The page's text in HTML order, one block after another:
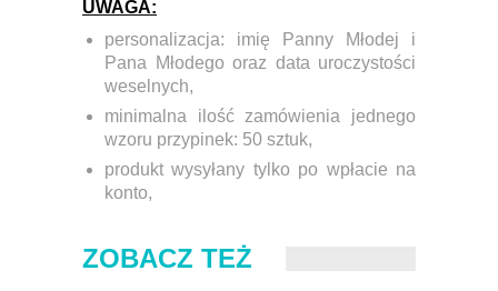
UWAGA:
personalizacja: imię Panny Młodej i
Pana Młodego oraz data uroczystości
weselnych,
minimalna ilość zamówienia jednego
wzoru przypinek: 50 sztuk,
produkt wysyłany tylko po wpłacie na
konto,
ZOBACZ TEŻ